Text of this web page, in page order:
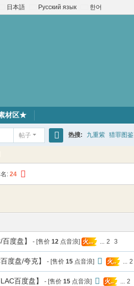
日本語 Русский язык 한어
材区★
帖子
索
热搜: 九重紫 猎罪图鉴
: 24
度盘】 - [售价 12 点音浪] 火... ... 2 3
度盘/夸克】 - [售价 15 点音浪] 火.. ... 2
百度盘】 - [售价 15 点音浪] 火.. ... 2